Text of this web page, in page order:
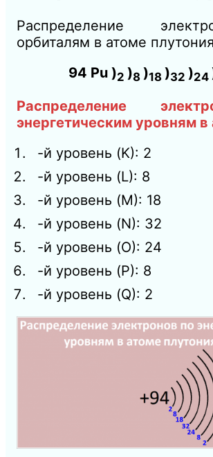
Распределение
орбиталям в атоме
94 Pu )2 )8 )18 )32 )24
Распределение
энергетическим уровням в
-й уровень (K): 2
-й уровень (L): 8
-й уровень (M): 18
-й уровень (N): 32
-й уровень (O): 24
-й уровень (P): 8
-й уровень (Q): 2